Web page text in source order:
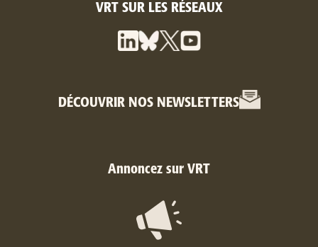
VRT SUR LES RÉSEAUX
DÉCOUVRIR NOS NEWSLETTERS
Annoncez sur VRT